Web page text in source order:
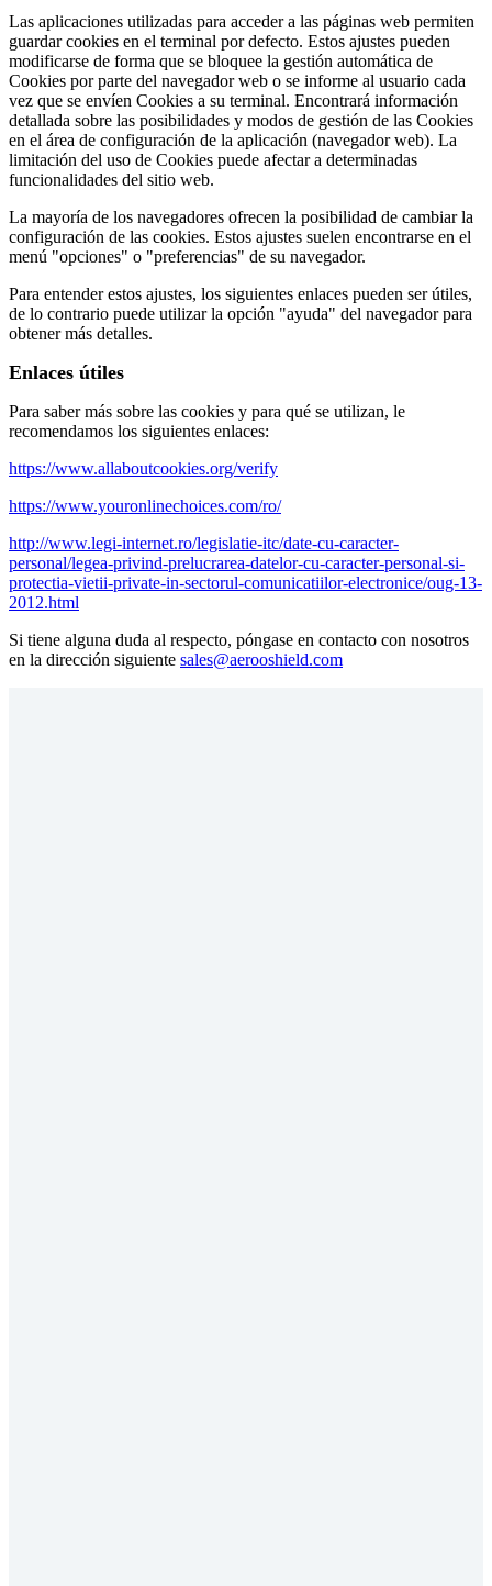
Las aplicaciones utilizadas para acceder a las páginas web permiten
guardar cookies en el terminal por defecto. Estos ajustes pueden
modificarse de forma que se bloquee la gestión automática de
Cookies por parte del navegador web o se informe al usuario cada
vez que se envíen Cookies a su terminal. Encontrará información
detallada sobre las posibilidades y modos de gestión de las Cookies
en el área de configuración de la aplicación (navegador web). La
limitación del uso de Cookies puede afectar a determinadas
funcionalidades del sitio web.
La mayoría de los navegadores ofrecen la posibilidad de cambiar la
configuración de las cookies. Estos ajustes suelen encontrarse en el
menú "opciones" o "preferencias" de su navegador.
Para entender estos ajustes, los siguientes enlaces pueden ser útiles,
de lo contrario puede utilizar la opción "ayuda" del navegador para
obtener más detalles.
Enlaces útiles
Para saber más sobre las cookies y para qué se utilizan, le
recomendamos los siguientes enlaces:
https://www.allaboutcookies.org/verify
https://www.youronlinechoices.com/ro/
http://www.legi-internet.ro/legislatie-itc/date-cu-caracter-
personal/legea-privind-prelucrarea-datelor-cu-caracter-personal-si-
protectia-vietii-private-in-sectorul-comunicatiilor-electronice/oug-13-
2012.html
Si tiene alguna duda al respecto, póngase en contacto con nosotros
en la dirección siguiente sales@aerooshield.com